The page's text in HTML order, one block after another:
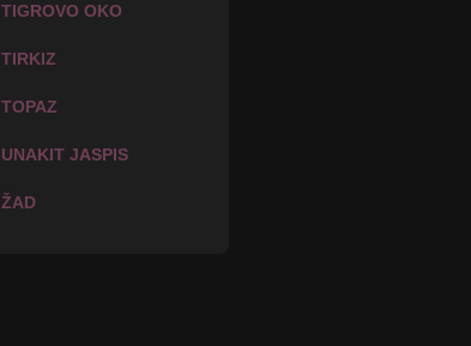
TIGROVO OKO
TIRKIZ
TOPAZ
UNAKIT JASPIS
ŽAD